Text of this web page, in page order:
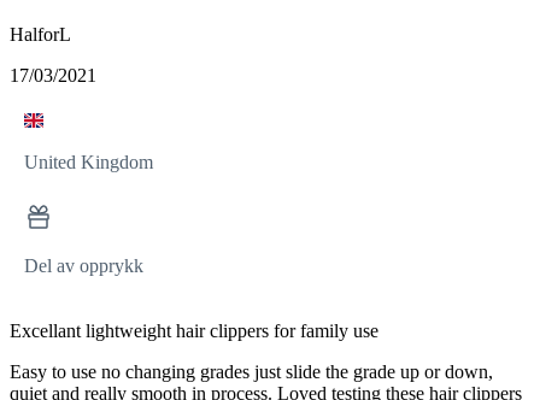
HalforL
17/03/2021
United Kingdom
Del av opprykk
Excellant lightweight hair clippers for family use
Easy to use no changing grades just slide the grade up or down,
quiet and really smooth in process. Loved testing these hair clippers